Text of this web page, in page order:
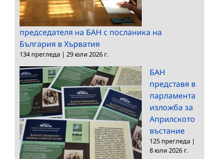
председателя на БАН с посланика на
България в Хърватия
134 прегледа | 29 юли 2026 г.
БАН
представя в
парламента
изложба за
Априлското
въстание
125 прегледа |
8 юли 2026 г.